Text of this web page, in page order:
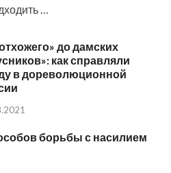
…
до дамских
как справляли
в дореволюционной
борьбы с насилием